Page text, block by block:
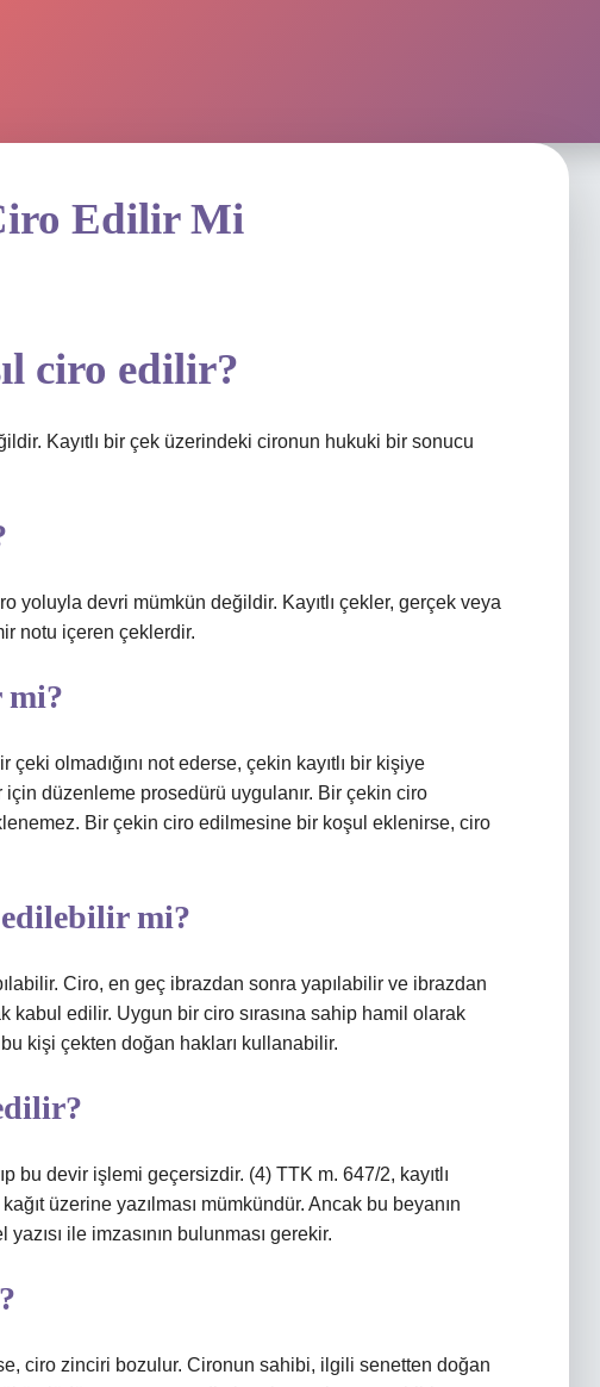
Edilir Mi
ciro edilir?
Kayıtlı bir çek üzerindeki cironun hukuki bir sonucu
yoluyla devri mümkün değildir. Kayıtlı çekler, gerçek veya
notu içeren çeklerdir.
mi?
olmadığını not ederse, çekin kayıtlı bir kişiye
düzenleme prosedürü uygulanır. Bir çekin ciro
Bir çekin ciro edilmesine bir koşul eklenirse, ciro
edilebilir mi?
Ciro, en geç ibrazdan sonra yapılabilir ve ibrazdan
kabul edilir. Uygun bir ciro sırasına sahip hamil olarak
kişi çekten doğan hakları kullanabilir.
bu devir işlemi geçersizdir. (4) TTK m. 647/2, kayıtlı
üzerine yazılması mümkündür. Ancak bu beyanın
ile imzasının bulunması gerekir.
ciro zinciri bozulur. Cironun sahibi, ilgili senetten doğan